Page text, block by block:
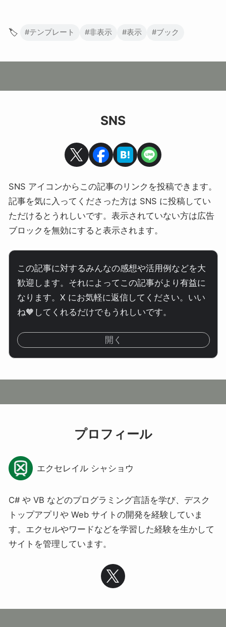
🏷️ #テンプレート #非表示 #表示 #ブック
SNS
SNS アイコンからこの記事のリンクを投稿できます。
記事を気に入ってくださった方は SNS に投稿してい
ただけるとうれしいです。表示されていない方は広告
ブロックを無効にすると表示されます。
この記事に対するみんなの感想や活用例などを大
歓迎します。それによってこの記事がより有益に
なります。X にお気軽に返信してください。いい
ね🧡してくれるだけでもうれしいです。
開く
プロフィール
エクセレイル シャショウ
C# や VB などのプログラミング言語を学び、デスク
トップアプリや Web サイトの開発を経験していま
す。エクセルやワードなどを学習した経験を生かして
サイトを管理しています。